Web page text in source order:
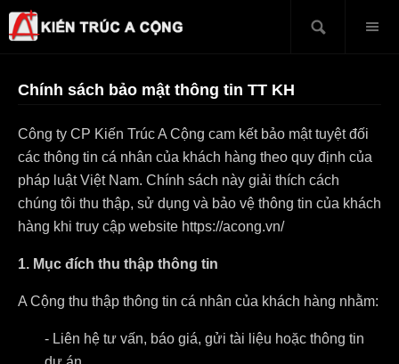
Chính sách bảo mật thông tin TT KH
Công ty CP Kiến Trúc A Cộng cam kết bảo mật tuyệt đối
các thông tin cá nhân của khách hàng theo quy định của
pháp luật Việt Nam. Chính sách này giải thích cách
chúng tôi thu thập, sử dụng và bảo vệ thông tin của khách
hàng khi truy cập website https://acong.vn/
1. Mục đích thu thập thông tin
A Cộng thu thập thông tin cá nhân của khách hàng nhằm:
- Liên hệ tư vấn, báo giá, gửi tài liệu hoặc thông tin